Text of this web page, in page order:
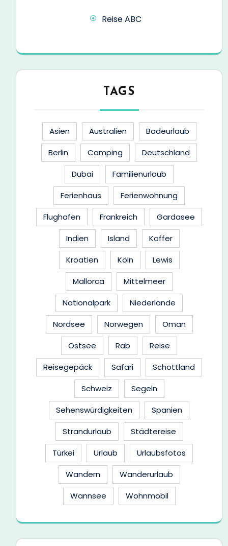
Reise ABC
TAGS
Asien Australien
Badeurlaub
Berlin
Camping
Deutschland
Dubai
Familienurlaub
Ferienhaus
Ferienwohnung
Flughafen
Frankreich
Gardasee
Indien
Island
Koffer
Kroatien
Köln
Lewis
Mallorca
Mittelmeer
Nationalpark
Niederlande
Nordsee
Norwegen
Oman
Ostsee
Rab
Reise
Reisegepäck
Safari
Schottland
Schweiz
Segeln
Sehenswürdigkeiten
Spanien
Strandurlaub
Städtereise
Türkei
Urlaub
Urlaubsfotos
Wandern
Wanderurlaub
Wannsee
Wohnmobil